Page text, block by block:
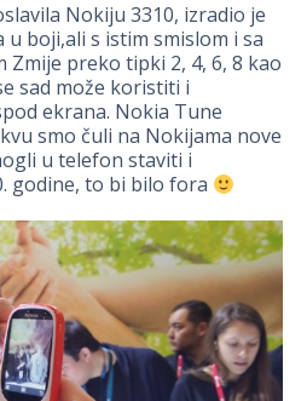
Nokiju 3310, izradio je
boji,ali s istim smislom i sa
Zmije preko tipki 2, 4, 6, 8 kao
sad može koristiti i
ekrana. Nokia Tune
smo čuli na Nokijama nove
u telefon staviti i
godine, to bi bilo fora